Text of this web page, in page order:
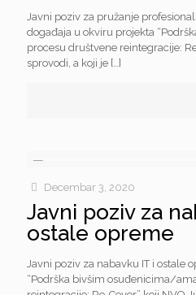
Javni poziv za pružanje
događaja u okviru projekta
procesu društvene reintegracije:
sprovodi, a koji je […]
Decembar 3, 2020
Javni poziv za
ostale opreme
Javni poziv za nabavku IT i ostale
“Podrška bivšim osuđenicima/